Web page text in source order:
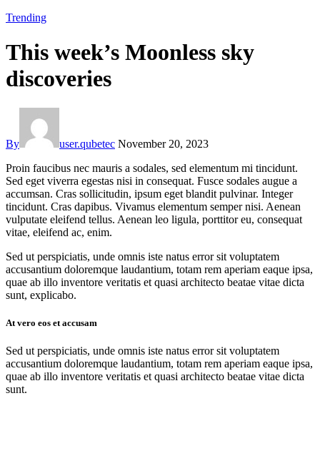
Trending
This week’s Moonless sky
discoveries
By user.qubetec November 20, 2023
Proin faucibus nec mauris a sodales, sed elementum mi tincidunt.
Sed eget viverra egestas nisi in consequat. Fusce sodales augue a
accumsan. Cras sollicitudin, ipsum eget blandit pulvinar. Integer
tincidunt. Cras dapibus. Vivamus elementum semper nisi. Aenean
vulputate eleifend tellus. Aenean leo ligula, porttitor eu, consequat
vitae, eleifend ac, enim.
Sed ut perspiciatis, unde omnis iste natus error sit voluptatem
accusantium doloremque laudantium, totam rem aperiam eaque ipsa,
quae ab illo inventore veritatis et quasi architecto beatae vitae dicta
sunt, explicabo.
At vero eos et accusam
Sed ut perspiciatis, unde omnis iste natus error sit voluptatem
accusantium doloremque laudantium, totam rem aperiam eaque ipsa,
quae ab illo inventore veritatis et quasi architecto beatae vitae dicta
sunt.